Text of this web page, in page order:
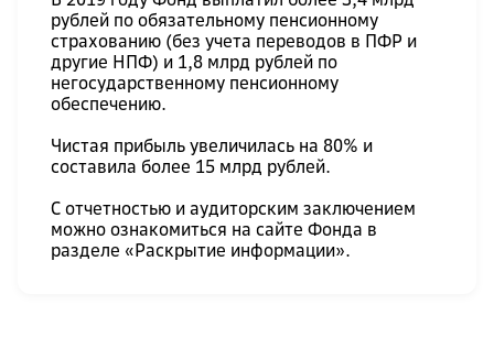
рублей по обязательному пенсионному
страхованию (без учета переводов в ПФР и
другие НПФ) и 1,8 млрд рублей по
негосударственному пенсионному
обеспечению.
Чистая прибыль увеличилась на 80% и
составила более 15 млрд рублей.
С отчетностью и аудиторским заключением
можно ознакомиться на сайте Фонда в
разделе «Раскрытие информации».